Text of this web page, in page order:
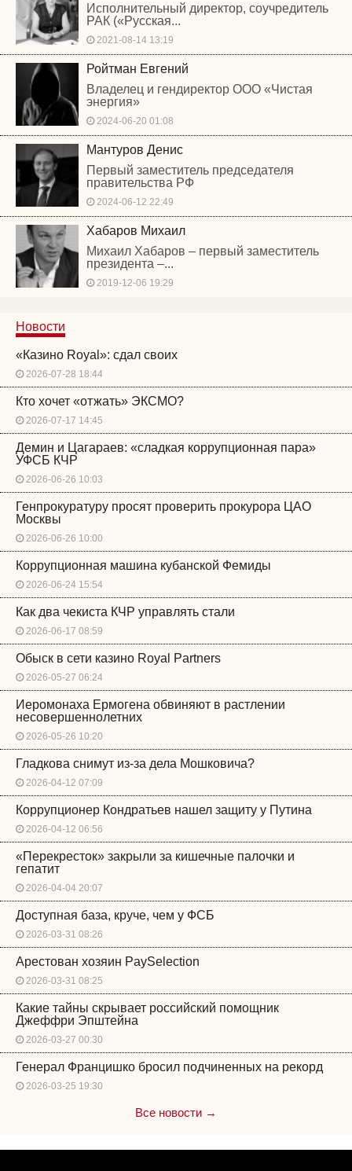
Исполнительный директор, соучредитель
РАК («Русская...
2021-08-14 13:19
Ройтман Евгений
Владелец и гендиректор ООО «Чистая
энергия»
2024-06-20 01:08
Мантуров Денис
Первый заместитель председателя
правительства РФ
2024-06-12 22:49
Хабаров Михаил
Михаил Хабаров – первый заместитель
президента –...
2019-12-06 19:29
Новости
«Казино Royal»: сдал своих
2026-07-28 18:44
Кто хочет «отжать» ЭКСМО?
2026-07-17 14:45
Демин и Цагараев: «сладкая коррупционная пара»
УФСБ КЧР
2026-06-26 10:03
Генпрокуратуру просят проверить прокурора ЦАО
Москвы
2026-06-26 10:00
Коррупционная машина кубанской Фемиды
2026-06-24 15:54
Как два чекиста КЧР управлять стали
2026-06-17 08:59
Обыск в сети казино Royal Partners
2026-05-27 06:24
Иеромонаха Ермогена обвиняют в растлении
несовершеннолетних
2026-05-26 10:20
Гладкова снимут из-за дела Мошковича?
2026-04-12 07:09
Коррупционер Кондратьев нашел защиту у Путина
2026-04-12 06:56
«Перекресток» закрыли за кишечные палочки и
гепатит
2026-04-04 20:07
Доступная база, круче, чем у ФСБ
2026-03-31 08:26
Арестован хозяин PaySelection
2026-03-31 08:25
Какие тайны скрывает российский помощник
Джеффри Эпштейна
2026-03-27 00:30
Генерал Францишко бросил подчиненных на рекорд
2026-03-25 19:30
Все новости →